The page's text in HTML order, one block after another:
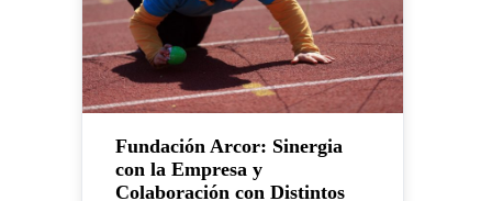
Fundación Arcor: Sinergia
con la Empresa y
Colaboración con Distintos